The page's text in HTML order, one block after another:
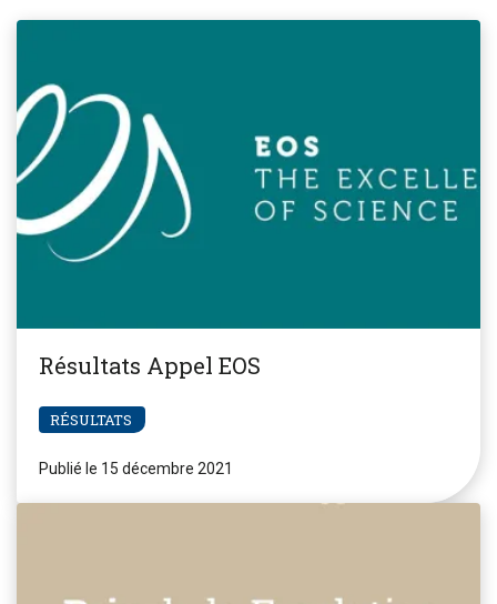
Résultats Appel EOS
RÉSULTATS
Publié le 15 décembre 2021